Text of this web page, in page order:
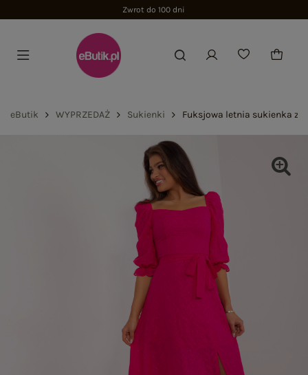
Zwrot do 100 dni
eButik WYPRZEDAŻ Sukienki Fuksjowa letnia sukienka z